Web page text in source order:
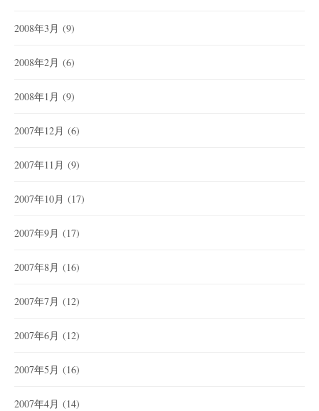
2008年3月 (9)
2008年2月 (6)
2008年1月 (9)
2007年12月 (6)
2007年11月 (9)
2007年10月 (17)
2007年9月 (17)
2007年8月 (16)
2007年7月 (12)
2007年6月 (12)
2007年5月 (16)
2007年4月 (14)